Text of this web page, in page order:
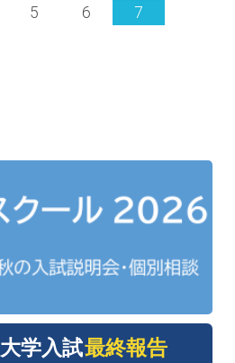
5 6 7
大学入試最終報告